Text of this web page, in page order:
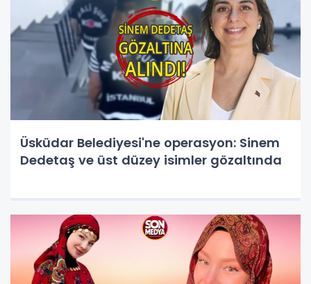
Üsküdar Belediyesi'ne operasyon: Sinem
Dedetaş ve üst düzey isimler gözaltında